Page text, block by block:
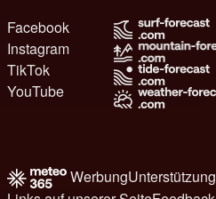
Facebook
Instagram
TikTok
YouTube
WerbungUnterstützung